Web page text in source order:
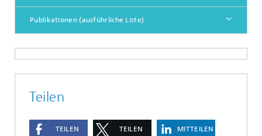
Publikationen (ausführliche Liste)
Teilen
TEILEN TEILEN MITTEILEN